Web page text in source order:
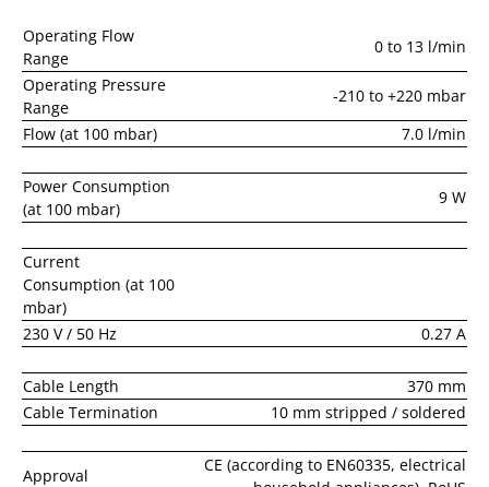
Operating Flow
Range
0 to 13 l/min
Operating Pressure
Range
-210 to +220 mbar
Flow (at 100 mbar)
7.0 l/min
Power Consumption
(at 100 mbar)
9 W
Current
Consumption (at 100
mbar)
230 V / 50 Hz
0.27 A
Cable Length
370 mm
Cable Termination
10 mm stripped / soldered
Approval
CE (according to EN60335, electrical